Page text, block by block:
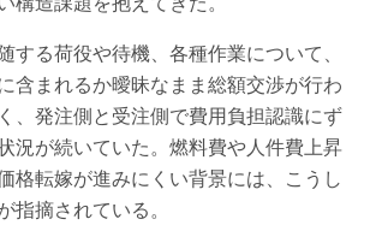
する荷役や待機、各種作業について、
含まれるか曖昧なまま総額交渉が行わ
、発注側と受注側で費用負担認識にず
況が続いていた。燃料費や人件費上昇
格転嫁が進みにくい背景には、こうし
指摘されている。